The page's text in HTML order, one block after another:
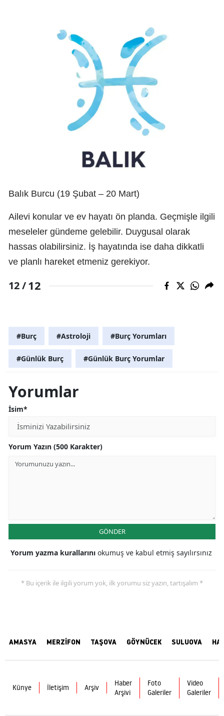
Balık Burcu (19 Şubat – 20 Mart)
Ailevi konular ve ev hayatı ön planda. Geçmişle ilgili
meseleler gündeme gelebilir. Duygusal olarak
hassas olabilirsiniz. İş hayatında ise daha dikkatli
ve planlı hareket etmeniz gerekiyor.
12 /12
#Burç #Astroloji #Burç Yorumları
#Günlük Burç #Günlük Burç Yorumlar
Yorumlar
İsim*
Yorum Yazın (500 Karakter)
GÖNDER
Yorum yazma kurallarını okumuş ve kabul etmiş sayılırsınız
* Bu içerik ile ilgili yorum yok, ilk yorumu siz yazın, tartışalım *
AMASYA MERZİFON TAŞOVA GÖYNÜCEK SULUOVA
Künye İletişim Arşiv
Haber
Arşivi
Foto
Galeriler
Video
Galeriler